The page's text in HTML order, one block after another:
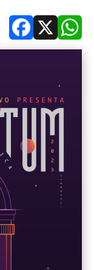
Facebook
X